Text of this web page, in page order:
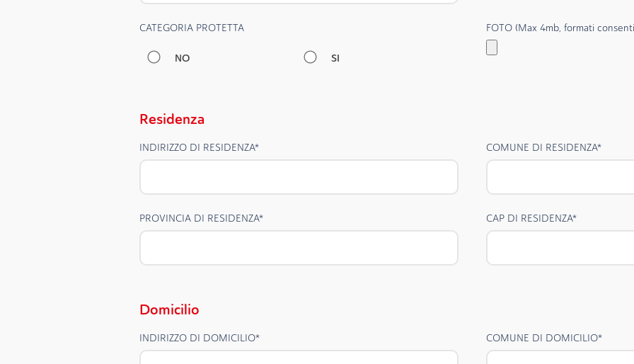
CATEGORIA PROTETTA
NO SI
FOTO (Max 4mb, formati
Residenza
INDIRIZZO DI RESIDENZA* COMUNE DI RESIDENZA*
PROVINCIA DI RESIDENZA* CAP DI RESIDENZA*
Domicilio
INDIRIZZO DI DOMICILIO* COMUNE DI DOMICILIO*